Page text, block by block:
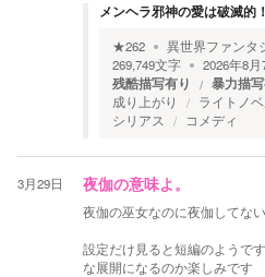
メンヘラ邪神の愛は破滅的
★262 異世界ファンタ
269,749文字 2026年8月
残酷描写有り 暴力描
成り上がり ライトノ
シリアス
コメディ
3月29日 夜伽の意味よ。
夜伽の巫女なのに夜伽してな
設定だけ見ると短編のようで
な展開になるのか楽しみです